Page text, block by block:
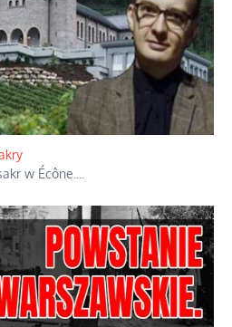
mitów historycznych
niepowtarzalnym i tłumaczenie,
po to, żeby później znowu jakiegoś